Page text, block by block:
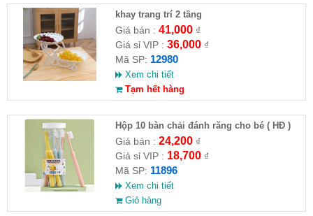
khay trang trí 2 tầng
Giá bán : 41,000₫
Giá sỉ VIP : 36,000₫
Mã SP: 12980
Xem chi tiết
Tạm hết hàng
Hộp 10 bàn chải đánh răng cho bé ( HĐ )
Giá bán : 24,200₫
Giá sỉ VIP : 18,700₫
Mã SP: 11896
Xem chi tiết
Giỏ hàng